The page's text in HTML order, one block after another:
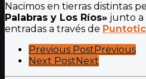
Nacimos en tierras distintas
Palabras y Los Ríos» junto a
entradas a través de
Post
Pagination
Previous Post Previous
Next Post Next